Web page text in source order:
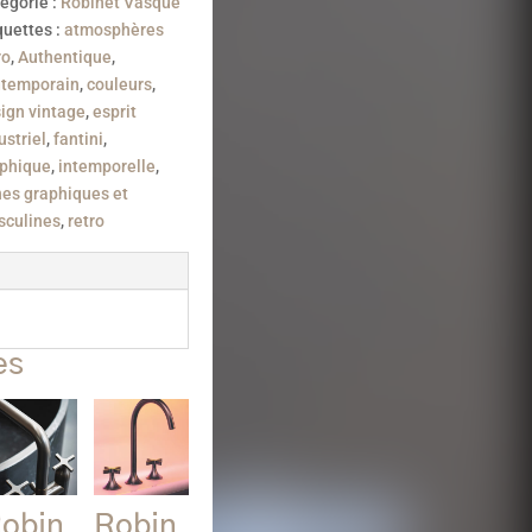
: atmosphères
,Authentique,
,couleurs,
vintage,esprit
,fantini,
, intemporelle,
graphiques et
, retro
Robin